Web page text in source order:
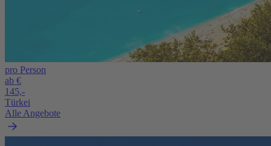
pro Person
ab €
145,-
Türkei
Alle Angebote